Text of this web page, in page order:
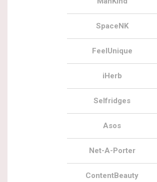
SpaceNK
FeelUnique
iHerb
Selfridges
Asos
Net-A-Porter
ContentBeauty